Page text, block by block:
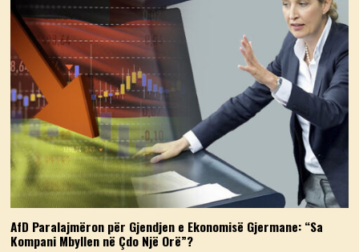
AfD Paralajmëron për Gjendjen e Ekonomisë Gjermane: “Sa
Kompani Mbyllen në Çdo Një Orë”?